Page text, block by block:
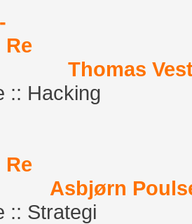
Thomas
:: Hacking
Asbjørn
:: Strategi